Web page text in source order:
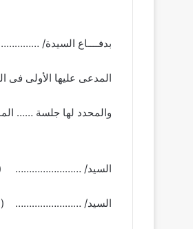
بدفــــاع السيدة/
المدعى عليها الأولى
والمحدد لها جلسة ……
السيد/ ……………………
السيد/ ……………………